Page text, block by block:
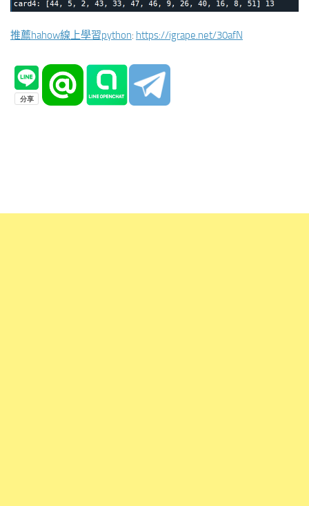
推薦hahow線上學習python: https://igrape.net/30afN